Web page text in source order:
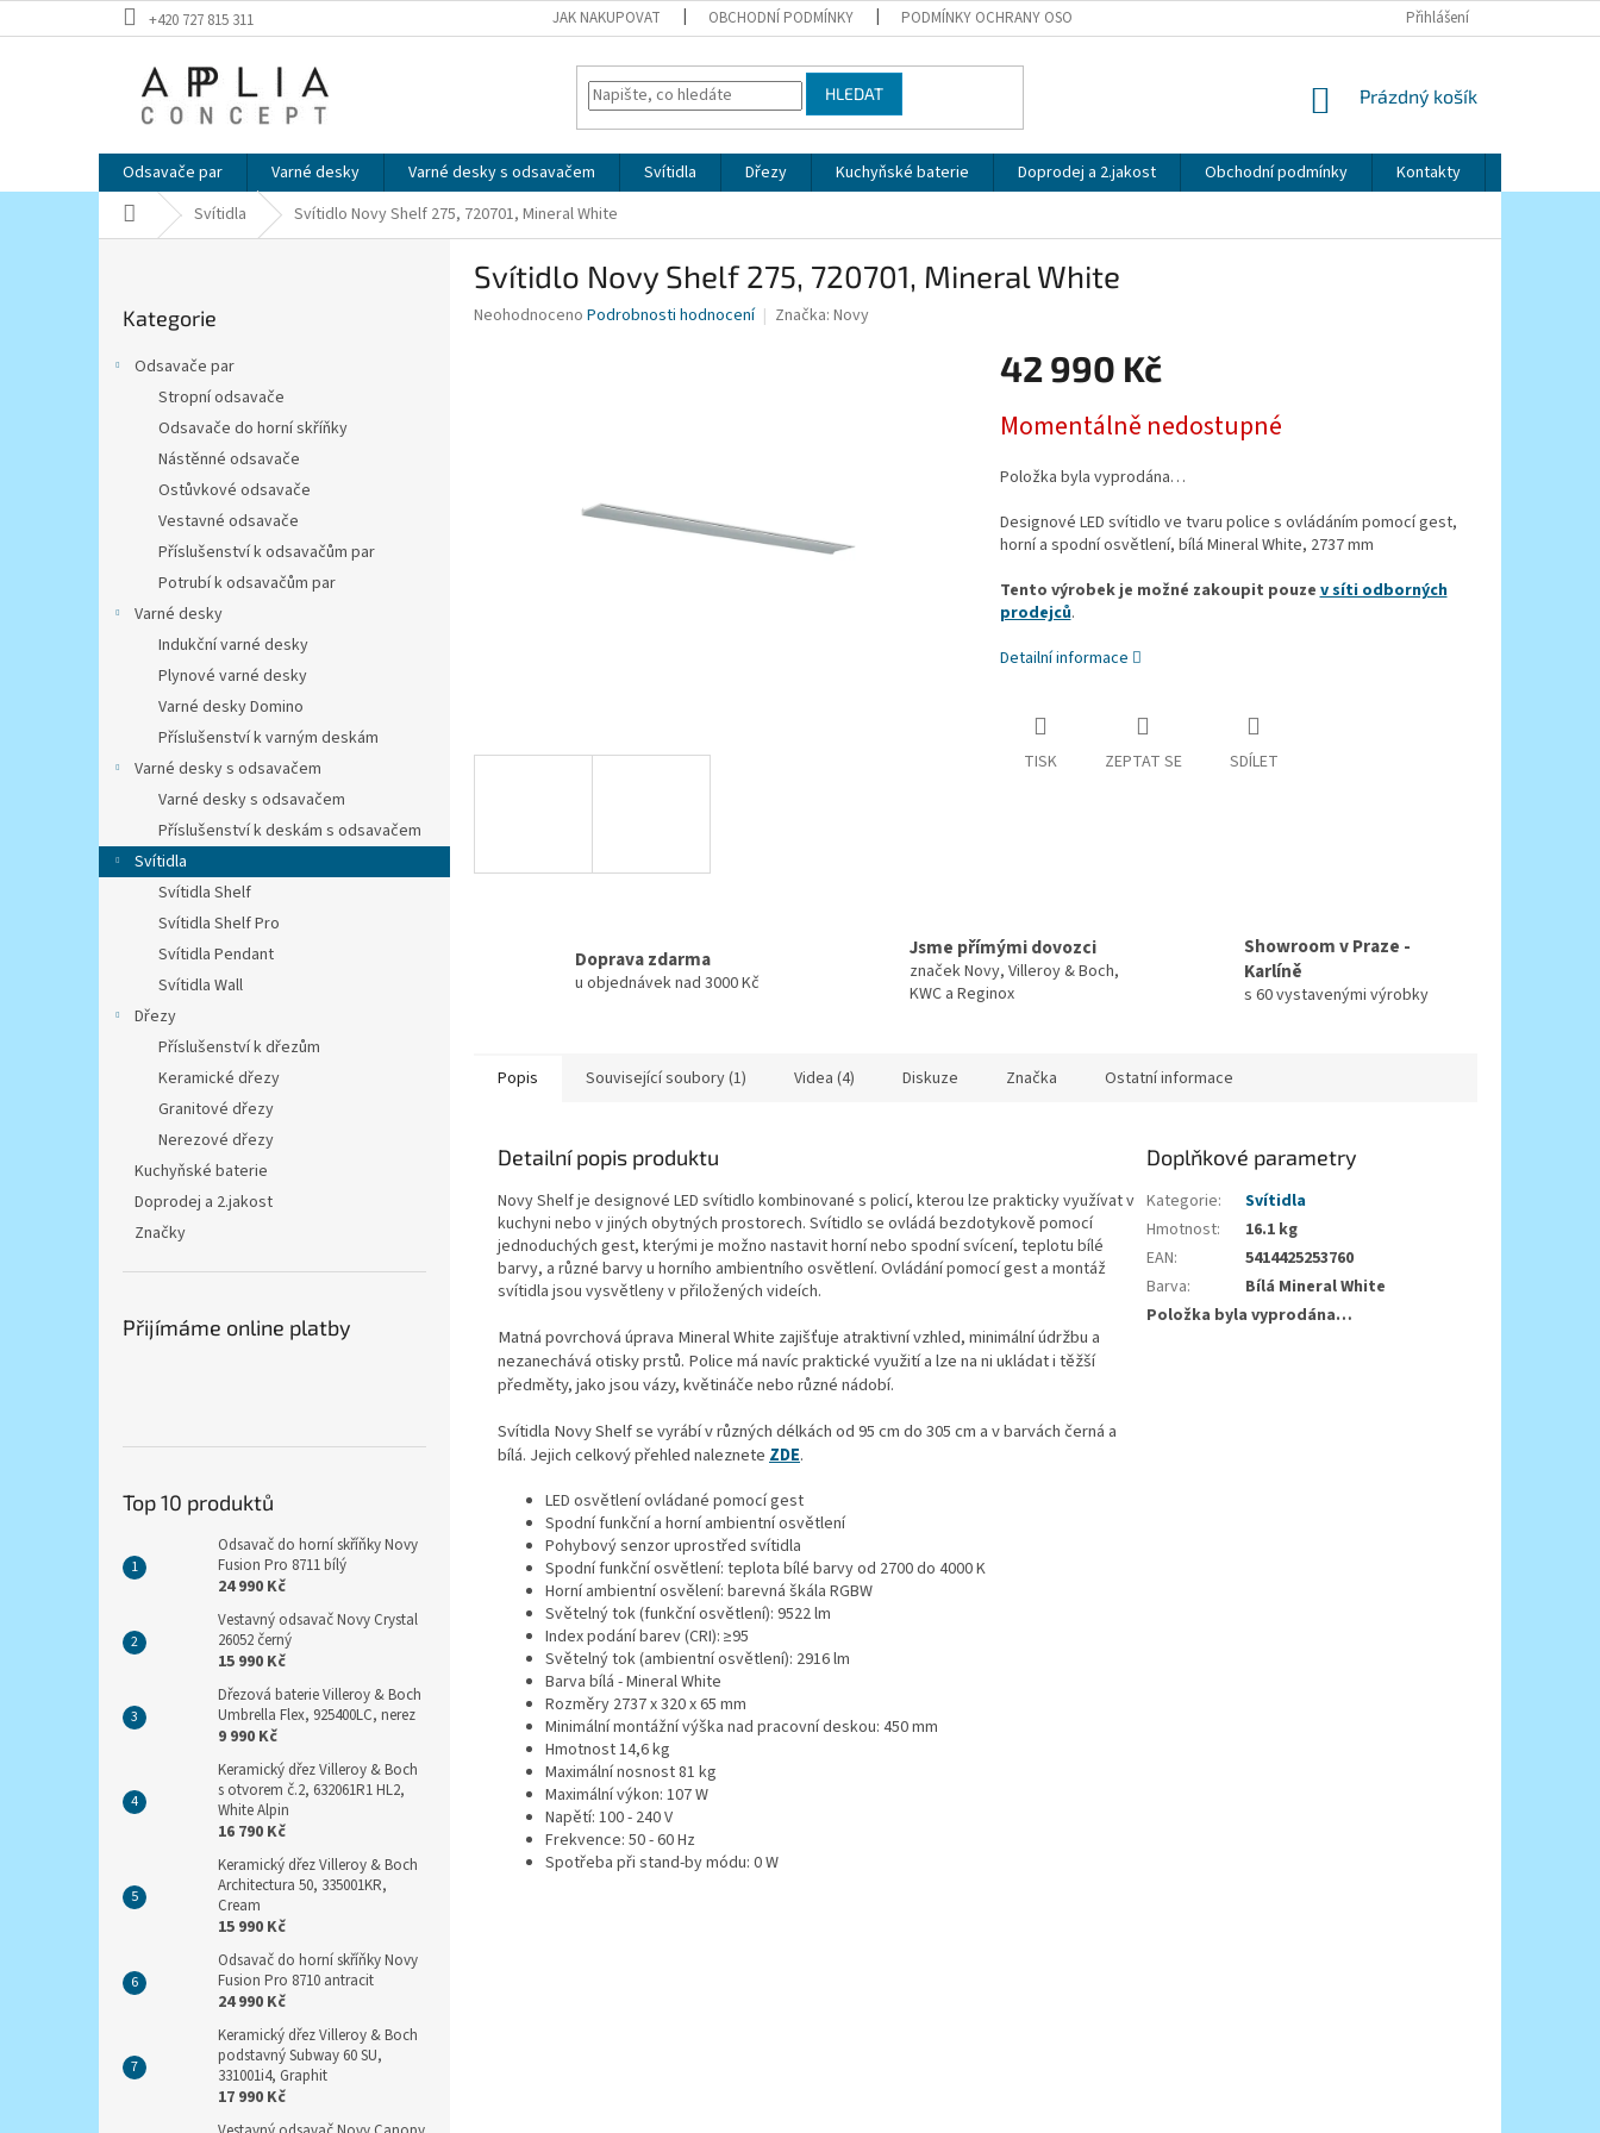
na
+420 727 815 311 JAK NAKUPOVAT OBCHODNÍ PODMÍNKY PODMÍNKY OCHRANY OSOBNÍCH ÚDAJŮ Přihlášení
HLEDAT
NÁKUPNÍ
Prázdný košík
Odsavače par Varné desky Varné desky s odsavačem Svítidla Dřezy Kuchyňské baterie Doprodej a 2.jakost Obchodní podmínky Kontakty
Domů Svítidla Svítidlo Novy Shelf 275, 720701, Mineral White
kategorie
Kategorie
Odsavače par
Stropní odsavače
Odsavače do horní skříňky
Nástěnné odsavače
Ostůvkové odsavače
Vestavné odsavače
Příslušenství k odsavačům par
Potrubí k odsavačům par
Varné desky
Indukční varné desky
Plynové varné desky
Varné desky Domino
Příslušenství k varným deskám
Varné desky s odsavačem
Varné desky s odsavačem
Příslušenství k deskám s odsavačem
Svítidla
Svítidla Shelf
Svítidla Shelf Pro
Svítidla Pendant
Svítidla Wall
Dřezy
Příslušenství k dřezům
Keramické dřezy
Granitové dřezy
Nerezové dřezy
Kuchyňské baterie
Doprodej a 2.jakost
Značky
Přijímáme online platby
Top 10 produktů
Odsavač do horní skříňky Novy
Fusion Pro 8711 bílý
24 990 Kč
Vestavný odsavač Novy Crystal
26052 černý
15 990 Kč
Dřezová baterie Villeroy & Boch
Umbrella Flex, 925400LC, nerez
9 990 Kč
Keramický dřez Villeroy & Boch
s otvorem č.2, 632061R1 HL2,
White Alpin
16 790 Kč
Keramický dřez Villeroy & Boch
Architectura 50, 335001KR,
Cream
15 990 Kč
Odsavač do horní skříňky Novy
Fusion Pro 8710 antracit
24 990 Kč
Keramický dřez Villeroy & Boch
podstavný Subway 60 SU,
331001i4, Graphit
17 990 Kč
Svítidlo Novy Shelf 275, 720701, Mineral White
Průměrné
Neohodnoceno Podrobnosti hodnocení Značka: Novy
42 990 Kč
cena:
Momentálně nedostupné
Položka byla vyprodána…
Designové LED svítidlo ve tvaru police s ovládáním pomocí gest,
horní a spodní osvětlení, bílá Mineral White, 2737 mm
Tento výrobek je možné zakoupit pouzev síti odborných
prodejců.
Detailní informace
TISK ZEPTAT SE SDÍLET
Doprava zdarma
u objednávek nad 3000 Kč
Jsme přímými dovozci
značek Novy, Villeroy & Boch,
KWC a Reginox
Showroom v Praze -
Karlíně
s 60 vystavenými výrobky
Popis Související soubory (1) Videa (4) Diskuze Značka Ostatní informace
Detailní popis produktu
Novy Shelf je designové LED svítidlo kombinované s policí, kterou lze prakticky využívat v
kuchyni nebo v jiných obytných prostorech. Svítidlo se ovládá bezdotykově pomocí
jednoduchých gest, kterými je možno nastavit horní nebo spodní svícení, teplotu bílé
barvy, a různé barvy u horního ambientního osvětlení. Ovládání pomocí gest a montáž
svítidla jsou vysvětleny v přiložených videích.
Matná povrchová úprava Mineral White zajišťuje atraktivní vzhled, minimální údržbu a
nezanechává otisky prstů. Police má navíc praktické využití a lze na ni ukládat i těžší
předměty, jako jsou vázy, květináče nebo různé nádobí.
Svítidla Novy Shelf se vyrábí v různých délkách od 95 cm do 305 cm a v barvách černá a
bílá. Jejich celkový přehled naleznete ZDE.
LED osvětlení ovládané pomocí gest
Spodní funkční a horní ambientní osvětlení
Pohybový senzor uprostřed svítidla
Spodní funkční osvětlení: teplota bílé barvy od 2700 do 4000 K
Horní ambientní osvělení: barevná škála RGBW
Světelný tok (funkční osvětlení): 9522 lm
Index podání barev (CRI): ≥95
Světelný tok (ambientní osvětlení): 2916 lm
Barva bílá - Mineral White
Rozměry 2737 x 320 x 65 mm
Minimální montážní výška nad pracovní deskou: 450 mm
Hmotnost 14,6 kg
Maximální nosnost 81 kg
Maximální výkon: 107 W
Napětí: 100 - 240 V
Frekvence: 50 - 60 Hz
Spotřeba při stand-by módu: 0 W
Doplňkové parametry
Kategorie:
Svítidla
Hmotnost:
16.1 kg
EAN:
5414425253760
Barva:
Bílá Mineral White
Položka byla vyprodána…